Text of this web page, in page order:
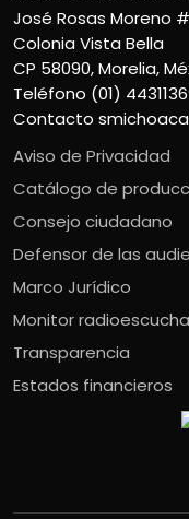
José Rosas Moreno
Colonia Vista Bella
CP 58090, Morelia,
Teléfono (01)
Contacto
Aviso de Privacidad
Catálogo de
Consejo ciudadano
Defensor de las
Marco Jurídico
Monitor radioescucha
Transparencia
Estados financieros